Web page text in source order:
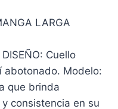
LARGA
Cuello
abotonado. Modelo:
que brinda
consistencia en su